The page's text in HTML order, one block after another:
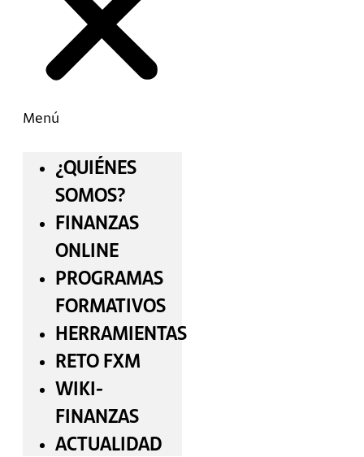
Menú
¿QUIÉNES
SOMOS?
FINANZAS
ONLINE
PROGRAMAS
FORMATIVOS
HERRAMIENTAS
RETO FXM
WIKI-
FINANZAS
ACTUALIDAD